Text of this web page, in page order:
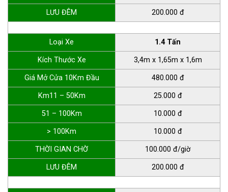
LƯU ĐÊM 200.000 đ
Loại Xe 1.4 Tấn
Kích Thước Xe 3,4m x 1,65m x 1,6m
Giá Mở Cửa 10Km Đầu 480.000 đ
Km11 – 50Km 25.000 đ
51 – 100Km 10.000 đ
> 100Km 10.000 đ
THỜI GIAN CHỜ 100.000 đ/giờ
LƯU ĐÊM 200.000 đ